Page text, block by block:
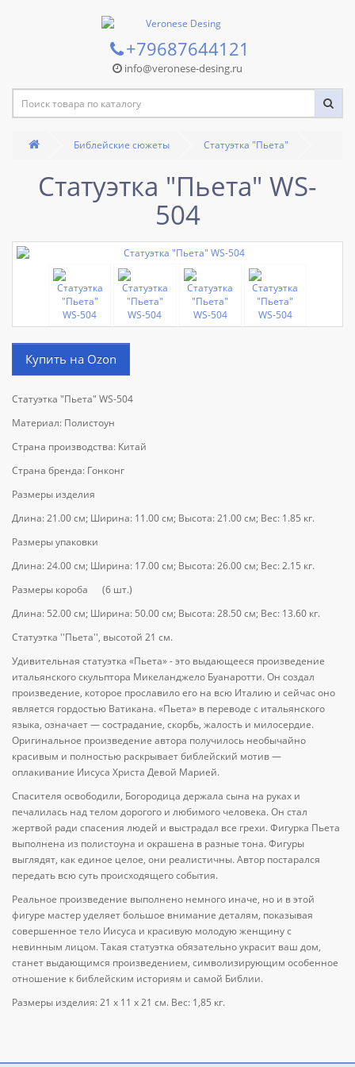
+79687644121
info@veronese-desing.ru
Библейские сюжеты Статуэтка "Пьета"
Статуэтка "Пьета" WS-
504
Купить на Ozon
Статуэтка "Пьета" WS-504
Материал: Полистоун
Страна производства: Китай
Страна бренда: Гонконг
Размеры изделия
Длина: 21.00 см; Ширина: 11.00 см; Высота: 21.00 см; Вес: 1.85 кг.
Размеры упаковки
Длина: 24.00 см; Ширина: 17.00 см; Высота: 26.00 см; Вес: 2.15 кг.
Размеры короба (6 шт.)
Длина: 52.00 см; Ширина: 50.00 см; Высота: 28.50 см; Вес: 13.60 кг.
Статуэтка ''Пьета'', высотой 21 см.
Удивительная статуэтка «Пьета» - это выдающееся произведение
итальянского скульптора Микеланджело Буанаротти. Он создал
произведение, которое прославило его на всю Италию и сейчас оно
является гордостью Ватикана. «Пьета» в переводе с итальянского
языка, означает — сострадание, скорбь, жалость и милосердие.
Оригинальное произведение автора получилось необычайно
красивым и полностью раскрывает библейский мотив —
оплакивание Иисуса Христа Девой Марией.
Спасителя освободили, Богородица держала сына на руках и
печалилась над телом дорогого и любимого человека. Он стал
жертвой ради спасения людей и выстрадал все грехи. Фигурка Пьета
выполнена из полистоуна и окрашена в разные тона. Фигуры
выглядят, как единое целое, они реалистичны. Автор постарался
передать всю суть происходящего события.
Реальное произведение выполнено немного иначе, но и в этой
фигуре мастер уделяет большое внимание деталям, показывая
совершенное тело Иисуса и красивую молодую женщину с
невинным лицом. Такая статуэтка обязательно украсит ваш дом,
станет выдающимся произведением, символизирующим особенное
отношение к библейским историям и самой Библии.
Размеры изделия: 21 x 11 x 21 см. Вес: 1,85 кг.